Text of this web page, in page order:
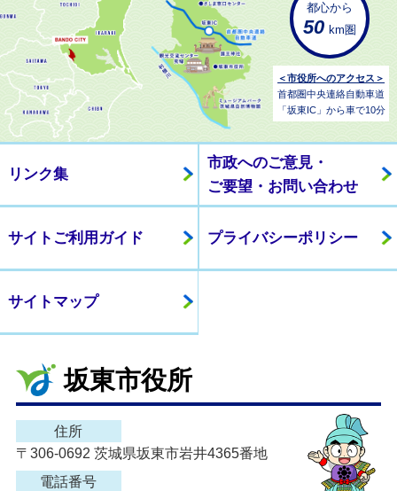
都心から
50 km圏
＜市役所へのアクセス＞
首都圏中央連絡自動車道
「坂東IC」から車で10分
リンク集
市政へのご意見・
ご要望・お問い合わせ
サイトご利用ガイド プライバシーポリシー
サイトマップ
坂東市役所
住所
〒306-0692 茨城県坂東市岩井4365番地
電話番号